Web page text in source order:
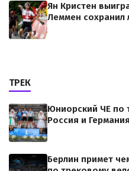
Ян Кристен
Леммен сохранил
ТРЕК
Юниорский ЧЕ по
Россия и
Берлин примет